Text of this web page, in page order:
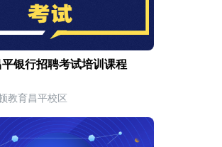
银行招聘考试培训课程
教育昌平校区